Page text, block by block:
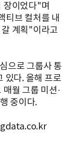
장이었다"며
티브 컬처를 내
계획"이라고
으로 그룹사 통
있다. 올해 프로
월 그룹 미션·
중이다.